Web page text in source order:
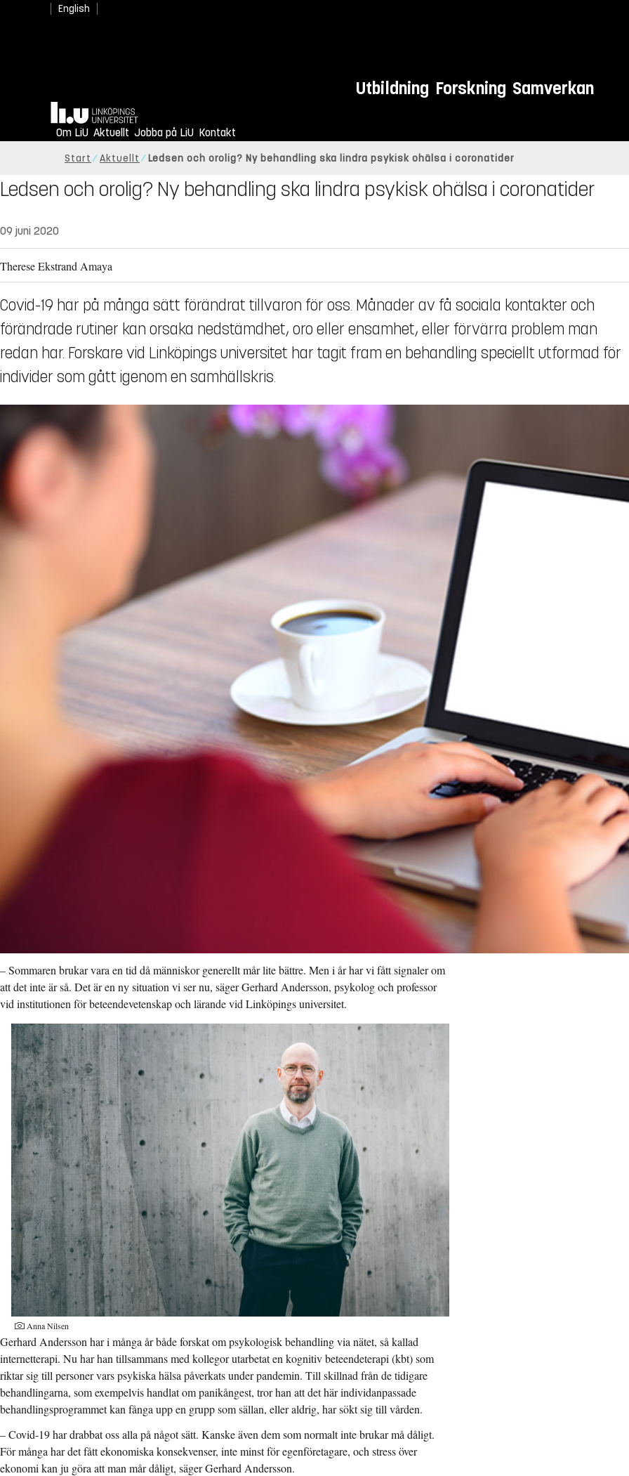
English
Utbildning Forskning Samverkan
Hem
Om LiU Aktuellt Jobba på LiU Kontakt
Start Aktuellt Ledsen och orolig? Ny behandling ska lindra psykisk ohälsa i coronatider
Ledsen och orolig? Ny behandling ska lindra psykisk ohälsa i coronatider
09 juni 2020
Therese Ekstrand Amaya
Covid-19 har på många sätt förändrat tillvaron för oss. Månader av få sociala kontakter och
förändrade rutiner kan orsaka nedstämdhet, oro eller ensamhet, eller förvärra problem man
redan har. Forskare vid Linköpings universitet har tagit fram en behandling speciellt utformad för
individer som gått igenom en samhällskris.
– Sommaren brukar vara en tid då människor generellt mår lite bättre. Men i år har vi fått signaler om
att det inte är så. Det är en ny situation vi ser nu, säger Gerhard Andersson, psykolog och professor
vid institutionen för beteendevetenskap och lärande vid Linköpings universitet.
Anna Nilsen
Gerhard Andersson har i många år både forskat om psykologisk behandling via nätet, så kallad
internetterapi. Nu har han tillsammans med kollegor utarbetat en kognitiv beteendeterapi (kbt) som
riktar sig till personer vars psykiska hälsa påverkats under pandemin. Till skillnad från de tidigare
behandlingarna, som exempelvis handlat om panikångest, tror han att det här individanpassade
behandlingsprogrammet kan fånga upp en grupp som sällan, eller aldrig, har sökt sig till vården.
– Covid-19 har drabbat oss alla på något sätt. Kanske även dem som normalt inte brukar må dåligt.
För många har det fått ekonomiska konsekvenser, inte minst för egenföretagare, och stress över
ekonomi kan ju göra att man mår dåligt, säger Gerhard Andersson.